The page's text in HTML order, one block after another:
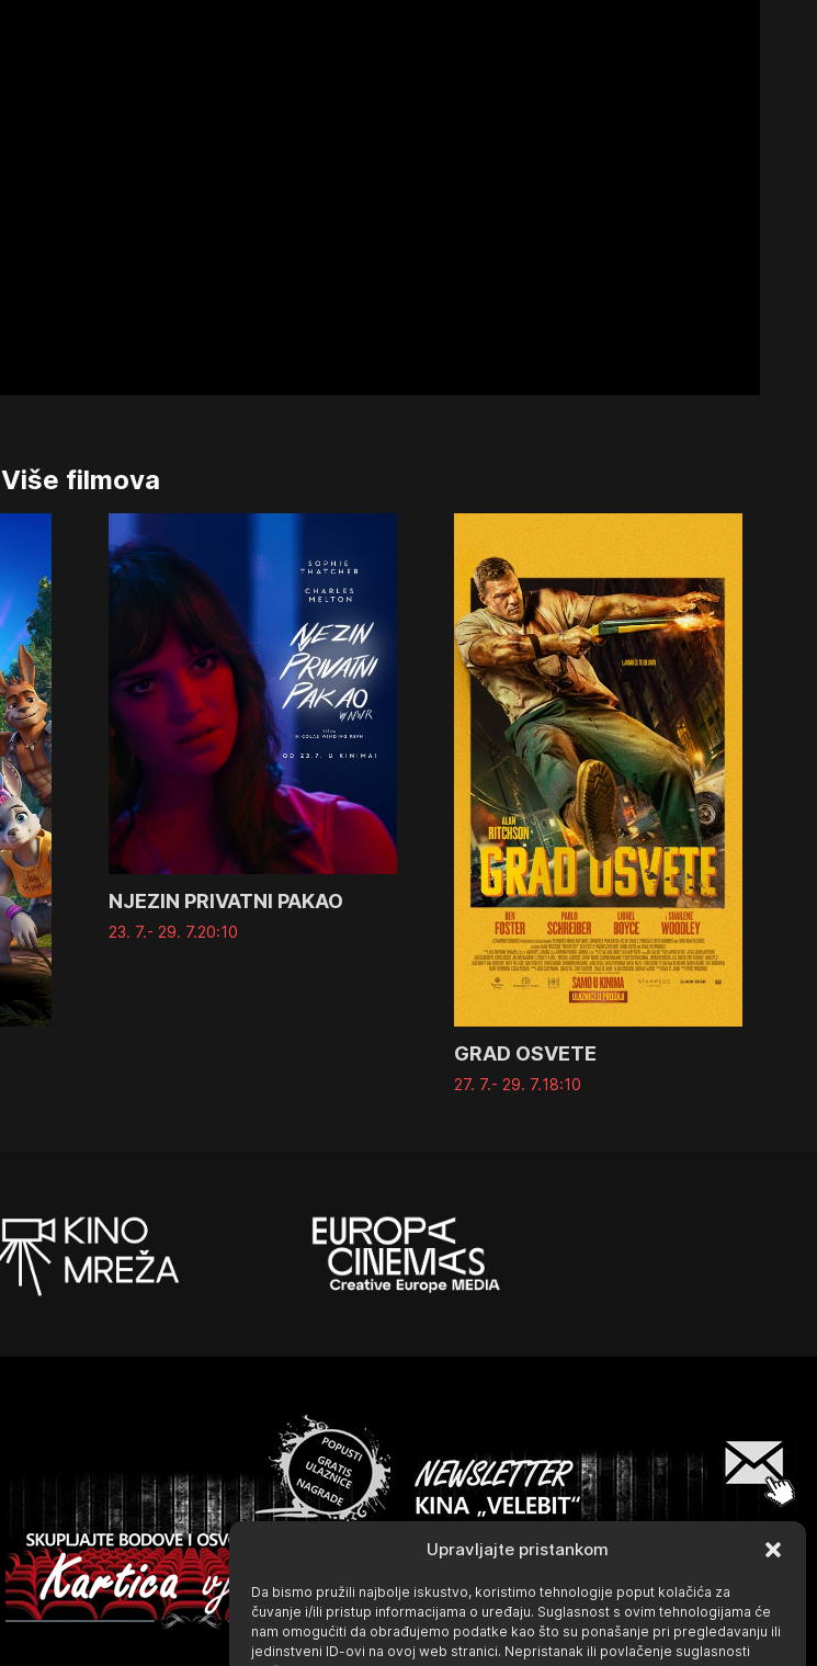
Upravljajte pristankom
Da bismo pružili najbolje iskustvo, koristimo tehnologije poput kolačića za
čuvanje i/ili pristup informacijama o uređaju. Suglasnost s ovim tehnologijama će
nam omogućiti da obrađujemo podatke kao što su ponašanje pri pregledavanju ili
jedinstveni ID-ovi na ovoj web stranici. Nepristanak ili povlačenje suglasnosti
Više filmova
NJEZIN PRIVATNI PAKAO
23. 7.- 29. 7.20:10
GRAD OSVETE
27. 7.- 29. 7.18:10